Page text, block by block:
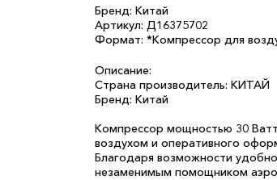
Бренд: Китай
Артикул: Д16375702
Формат: *Компрессор для
Описание:
Страна производитель: КИТАЙ
Бренд: Китай
Компрессор мощностью 30
воздухом и оперативного
Благодаря возможности
незаменимым помощником